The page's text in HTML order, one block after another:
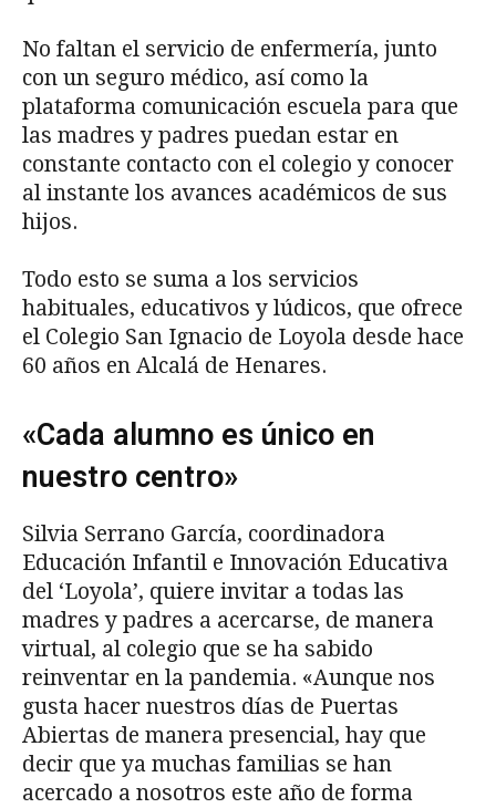
No faltan el servicio de enfermería, junto
con un seguro médico, así como la
plataforma comunicación escuela para que
las madres y padres puedan estar en
constante contacto con el colegio y conocer
al instante los avances académicos de sus
hijos.
Todo esto se suma a los servicios
habituales, educativos y lúdicos, que ofrece
el Colegio San Ignacio de Loyola desde hace
60 años en Alcalá de Henares.
«Cada alumno es único en
nuestro centro»
Silvia Serrano García, coordinadora
Educación Infantil e Innovación Educativa
del ‘Loyola’, quiere invitar a todas las
madres y padres a acercarse, de manera
virtual, al colegio que se ha sabido
reinventar en la pandemia. «Aunque nos
gusta hacer nuestros días de Puertas
Abiertas de manera presencial, hay que
decir que ya muchas familias se han
acercado a nosotros este año de forma